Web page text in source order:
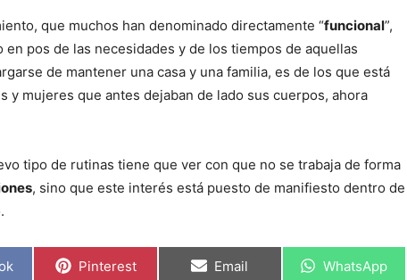
que muchos han denominado directamente “funcional”,
pos de las necesidades y de los tiempos de aquellas
de mantener una casa y una familia, es de los que está
y mujeres que antes dejaban de lado sus cuerpos, ahora
tipo de rutinas tiene que ver con que no se trabaja de forma
, sino que este interés está puesto de manifiesto dentro de
Compartir
Pinterest Compartir
Email Compartir
WhatsApp